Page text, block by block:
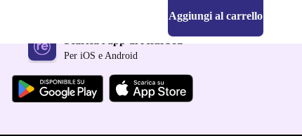
Aggiungi al carrello
Scarica l'app di refurbed
Per iOS e Android